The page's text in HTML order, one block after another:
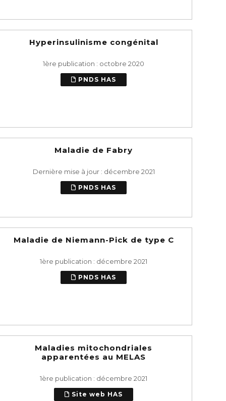
Hyperinsulinisme congénital
1ère publication : octobre 2020
PNDS HAS
Maladie de Fabry
Dernière mise à jour : décembre 2021
PNDS HAS
Maladie de Niemann-Pick de type C
1ère publication : décembre 2021
PNDS HAS
Maladies mitochondriales
apparentées au MELAS
1ère publication : décembre 2021
Site web HAS